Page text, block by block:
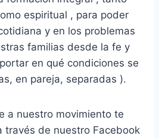
espiritual , para poder
y en los problemas
familias desde la fe y
en qué condiciones se
en pareja, separadas ).
a nuestro movimiento te
través de nuestro Facebook